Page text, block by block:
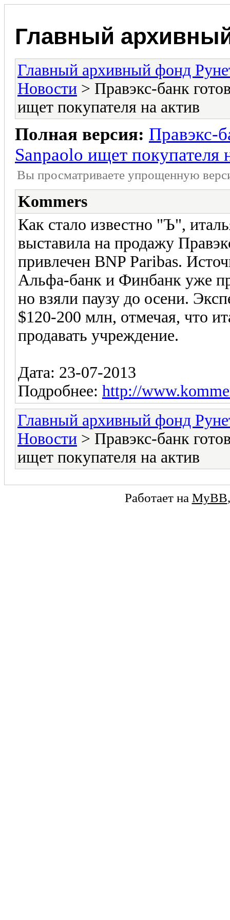
Главный
Главный архивный фонд
Новости > Правэкс-банк
ищет покупателя на актив
Полная версия: Правэкс-
Sanpaolo ищет покупателя
Вы просматриваете yпpощеннyю
Kommers
Как стало известно "Ъ",
выставила на продажу
привлечен BNP Paribas.
Альфа-банк и Финбанк уже
но взяли паузу до осени.
$120-200 млн, отмечая, что
продавать учреждение.
Дата: 23-07-2013
Подробнее: http://
Главный архивный фонд
Новости > Правэкс-банк
ищет покупателя на актив
Работает на MyBB